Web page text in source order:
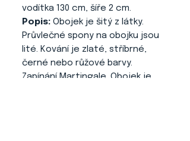
vodítka 130 cm, šíře 2 cm.
Popis: Obojek je šitý z látky.
Průvlečné spony na obojku jsou
lité. Kování je zlaté, stříbrné,
černé nebo růžové barvy.
Zapínání Martingale. Obojek je